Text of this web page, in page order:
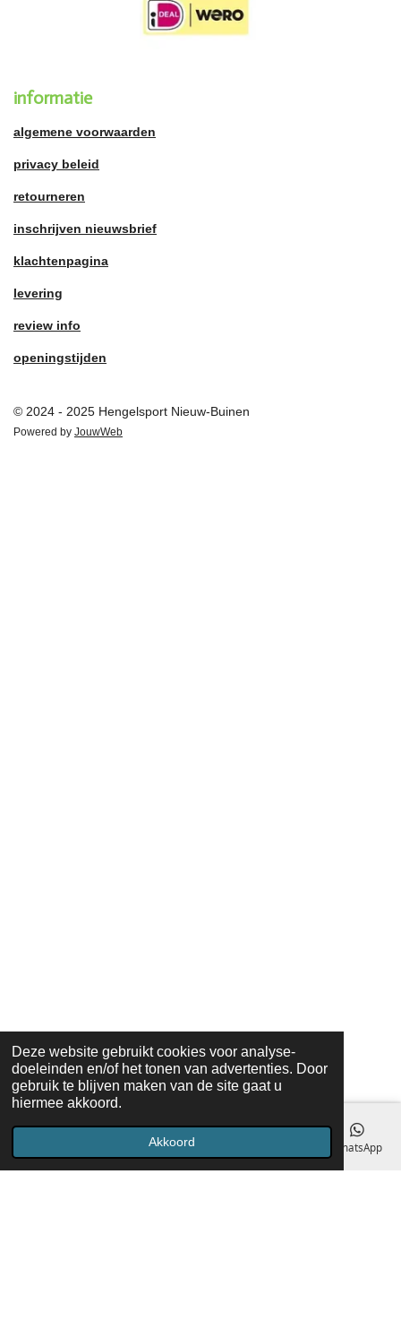
Deze website gebruikt cookies voor analyse-
doeleinden en/of het tonen van advertenties. Door
gebruik te blijven maken van de site gaat u
hiermee akkoord.
Akkoord
informatie
algemene voorwaarden
privacy beleid
retourneren
inschrijven nieuwsbrief
klachtenpagina
levering
review info
openingstijden
© 2024 - 2025 Hengelsport Nieuw-Buinen
Powered by JouwWeb
Telefoonnummer WhatsApp